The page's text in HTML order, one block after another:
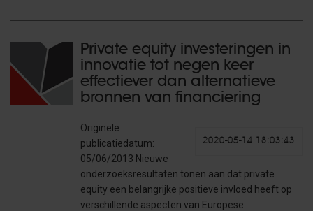
Private equity investeringen in
innovatie tot negen keer
effectiever dan alternatieve
bronnen van financiering
2020-05-14 18:03:43
Originele
publicatiedatum:
05/06/2013 Nieuwe
onderzoeksresultaten tonen aan dat private
equity een belangrijke positieve invloed heeft op
verschillende aspecten van Europese